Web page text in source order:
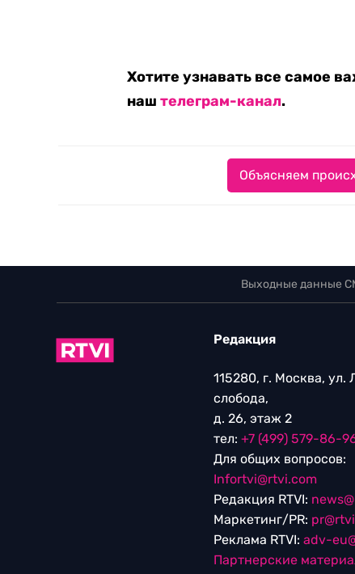
Хотите узнавать все самое
наштелеграм-канал.
Объясняем
Выходные данные
Редакция
115280, г. Москва, ул.
слобода,
д. 26, этаж 2
тел: +7 (499) 579-86-
Для общих вопросов:
Infortvi@rtvi.com
Редакция RTVI:
Маркетинг/PR:
Реклама RTVI: adv-
Партнерские